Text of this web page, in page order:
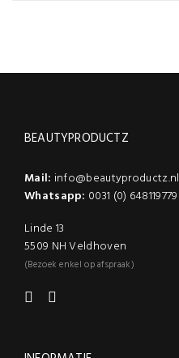
BEAUTYPRODUCTZ
Mail: info@beautyproductz.nl
Whatsapp: 0031 (0) 648119779
Linde 13
5509 NH Veldhoven
(Bezoek enkel op afspraak)